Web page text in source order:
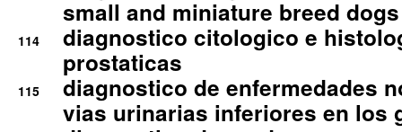
small and miniature breed
114
diagnostico citologico e
prostaticas
115
diagnostico de enfermedades
vias urinarias inferiores en los